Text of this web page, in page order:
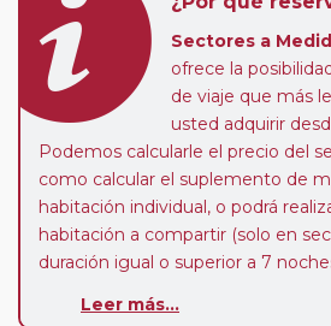
Sectores a
ofrece la
de viaje que más
usted adquirir
Podemos calcularle el precio del
como calcular el suplemento de
habitación individual, o podrá
habitación a compartir (solo en
duración igual o superior a 7
de que usted pueda programar
Leer más...